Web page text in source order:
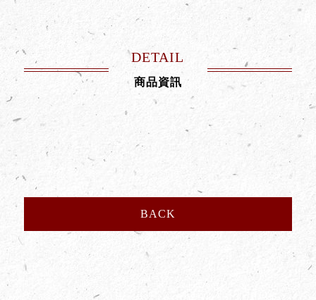
DETAIL
商品資訊
BACK